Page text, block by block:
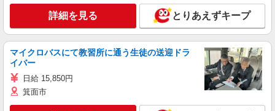
詳細を見る とりあえずキープ
マイクロバスにて教習所に通う生徒の送迎ドラ
イバー
日給 15,850円
箕面市